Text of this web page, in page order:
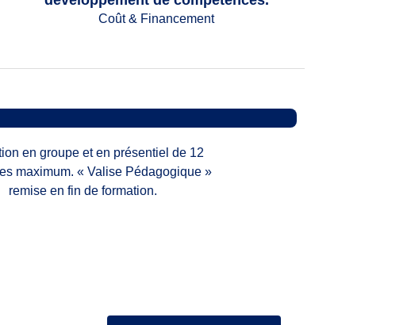
Coût & Financement
en groupe et en présentiel de 12
maximum. « Valise Pédagogique »
remise en fin de formation.